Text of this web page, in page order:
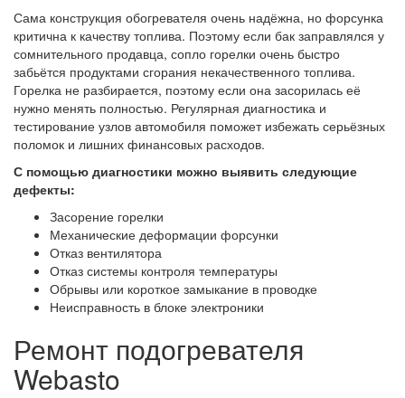
Сама конструкция обогревателя очень надёжна, но форсунка
критична к качеству топлива. Поэтому если бак заправлялся у
сомнительного продавца, сопло горелки очень быстро
забьётся продуктами сгорания некачественного топлива.
Горелка не разбирается, поэтому если она засорилась её
нужно менять полностью. Регулярная диагностика и
тестирование узлов автомобиля поможет избежать серьёзных
поломок и лишних финансовых расходов.
С помощью диагностики можно выявить следующие
дефекты:
Засорение горелки
Механические деформации форсунки
Отказ вентилятора
Отказ системы контроля температуры
Обрывы или короткое замыкание в проводке
Неисправность в блоке электроники
Ремонт подогревателя
Webasto